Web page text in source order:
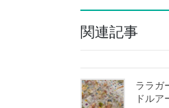
関連記事
ララガ
ドルア